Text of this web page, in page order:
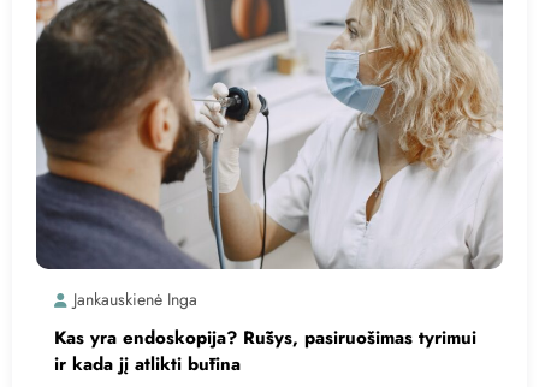
Jankauskienė Inga
Kas yra endoskopija? Rūšys, pasiruošimas tyrimui
ir kada jį atlikti būtina